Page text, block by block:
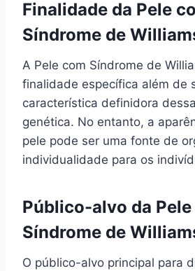
Finalidade da Pele
Síndrome de
A Pele com Síndrome de
finalidade específica além de
característica definidora
genética. No entanto, a
pele pode ser uma fonte de
individualidade para os
Público-alvo da
Síndrome de
O público-alvo principal para